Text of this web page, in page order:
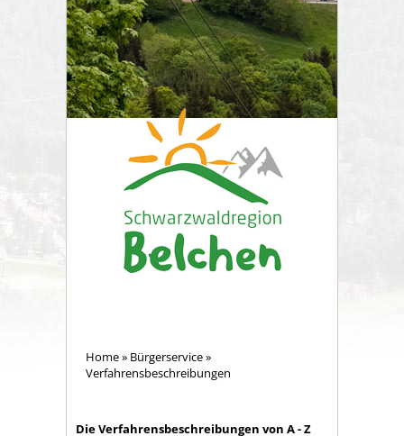
Home» Bürgerservice»
Verfahrensbeschreibungen
Die Verfahrensbeschreibungen von A - Z